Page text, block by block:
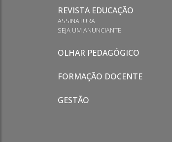
REVISTA EDUCAÇÃO
ASSINATURA
SEJA UM ANUNCIANTE
OLHAR PEDAGÓGICO
FORMAÇÃO DOCENTE
GESTÃO